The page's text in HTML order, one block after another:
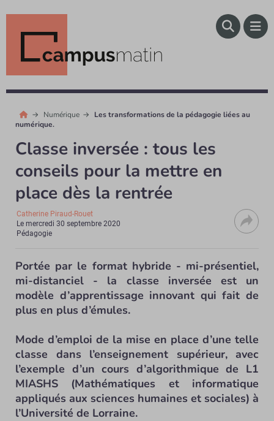
Numérique
Les transformations de la pédagogie liées au
numérique.
Classe inversée : tous les
conseils pour la mettre en
place dès la rentrée
Catherine Piraud-Rouet
Lemercredi 30 septembre 2020
Pédagogie
Portée par le format hybride - mi-présentiel,
mi-distanciel - la classe inversée est un
modèle d’apprentissage innovant qui fait de
plus en plus d’émules.
Mode d’emploi de la mise en place d’une telle
classe dans l’enseignement supérieur, avec
l’exemple d’un cours d’algorithmique de L1
MIASHS (Mathématiques et informatique
appliqués aux sciences humaines et sociales) à
l’Université de Lorraine.